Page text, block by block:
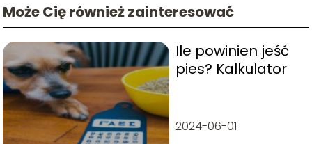
Może Cię również zainteresować
Ile powinien jeść
pies? Kalkulator
2024-06-01